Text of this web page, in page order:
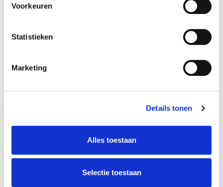
Voorkeuren
Statistieken
Marketing
Details tonen
Alles toestaan
Selectie toestaan
Meggy Tucker